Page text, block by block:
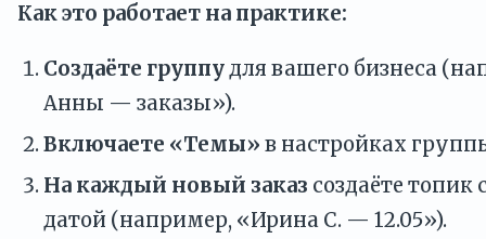
Как это работает на практике:
Создаёте группудля вашего бизнеса
Анны — заказы»).
Включаете «Темы» в настройках
На каждый новый заказ создаёте
датой (например, «Ирина С. — 12.05»).